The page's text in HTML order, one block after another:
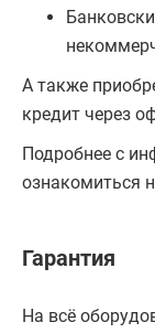
А также
кредит через
Подробнее с
ознакомиться
Гарантия
На всё